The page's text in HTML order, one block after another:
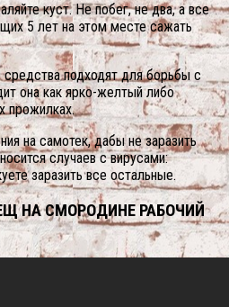
куст. Не побег, не два, а все
5 лет на этом месте сажать
подходят для борьбы с
она как ярко-желтый либо
прожилках.
на самотек, дабы не заразить
случаев с вирусами:
заразить все остальные.
НА СМОРОДИНЕ РАБОЧИЙ